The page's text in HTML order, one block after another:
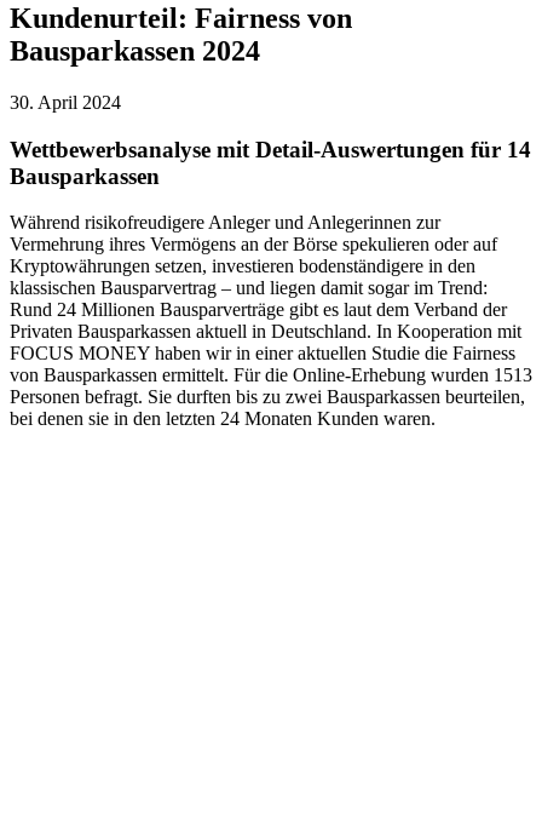
Kundenurteil: Fairness von
Bausparkassen 2024
30. April 2024
Wettbewerbsanalyse mit Detail-Auswertungen für 14
Bausparkassen
Während risikofreudigere Anleger und Anlegerinnen zur
Vermehrung ihres Vermögens an der Börse spekulieren oder auf
Kryptowährungen setzen, investieren bodenständigere in den
klassischen Bausparvertrag – und liegen damit sogar im Trend:
Rund 24 Millionen Bausparverträge gibt es laut dem Verband der
Privaten Bausparkassen aktuell in Deutschland. In Kooperation mit
FOCUS MONEY haben wir in einer aktuellen Studie die Fairness
von Bausparkassen ermittelt. Für die Online-Erhebung wurden 1513
Personen befragt. Sie durften bis zu zwei Bausparkassen beurteilen,
bei denen sie in den letzten 24 Monaten Kunden waren.